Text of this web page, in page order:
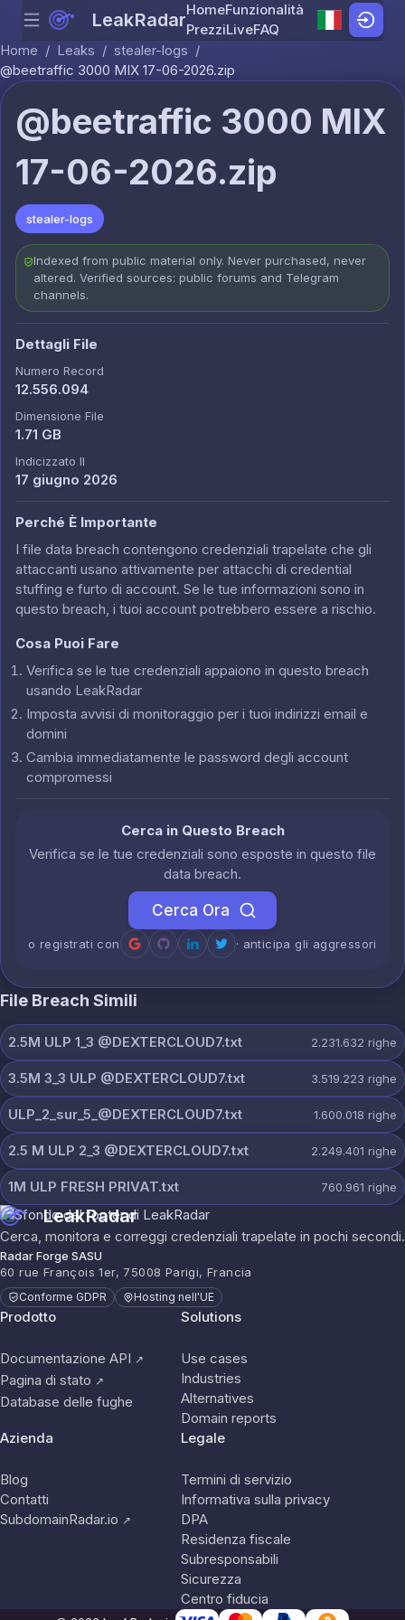
Skip to content
Menu LeakRadarHomeFunzionalità
PrezziLiveFAQ
Home / Leaks / stealer-logs /
@beetraffic 3000 MIX 17-06-2026.zip
@beetraffic 3000 MIX
17-06-2026.zip
stealer-logs
Indexed from public material only. Never purchased, never
altered. Verified sources: public forums and Telegram
channels.
Dettagli File
Numero Record
12.556.094
Dimensione File
1.71 GB
Indicizzato Il
17 giugno 2026
Perché È Importante
I file data breach contengono credenziali trapelate che gli
attaccanti usano attivamente per attacchi di credential
stuffing e furto di account. Se le tue informazioni sono in
questo breach, i tuoi account potrebbero essere a rischio.
Cosa Puoi Fare
Verifica se le tue credenziali appaiono in questo breach
usando LeakRadar
Imposta avvisi di monitoraggio per i tuoi indirizzi email e
domini
Cambia immediatamente le password degli account
compromessi
Cerca in Questo Breach
Verifica se le tue credenziali sono esposte in questo file
data breach.
Cerca Ora
o registrati con · anticipa gli aggressori
File Breach Simili
2.5M ULP 1_3 @DEXTERCLOUD7.txt 2.231.632 righe
3.5M 3_3 ULP @DEXTERCLOUD7.txt 3.519.223 righe
ULP_2_sur_5_@DEXTERCLOUD7.txt 1.600.018 righe
2.5 M ULP 2_3 @DEXTERCLOUD7.txt 2.249.401 righe
1M ULP FRESH PRIVAT.txt 760.961 righe
LeakRadar
Cerca, monitora e correggi credenziali trapelate in pochi secondi.
Radar Forge SASU
60 rue François 1er, 75008 Parigi, Francia
Conforme GDPR Hosting nell'UE
Prodotto
Documentazione API ↗
Pagina di stato ↗
Database delle fughe
Solutions
Use cases
Industries
Alternatives
Domain reports
Azienda
Blog
Contatti
SubdomainRadar.io ↗
Legale
Termini di servizio
Informativa sulla privacy
DPA
Residenza fiscale
Subresponsabili
Sicurezza
Centro fiducia